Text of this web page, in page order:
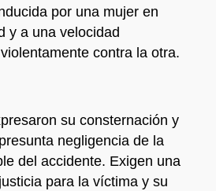
por una mujer en
y a una velocidad
contra la otra.
su consternación y
negligencia de la
del accidente. Exigen una
para la víctima y su